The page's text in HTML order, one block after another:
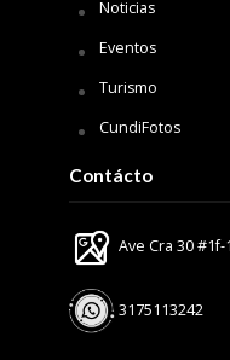
Noticias
Eventos
Turismo
CundiFotos
Contácto
Ave Cra 30
3175113242